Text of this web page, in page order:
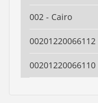
002 - Cairo
00201220066112
00201220066110